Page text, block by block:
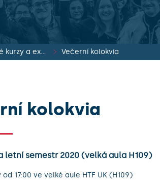
Uskutečněné kurzy a exkurze Večerní kolokvia
kolokvia
letní semestr 2020 (velká aula H109)
17:00 ve velké aule HTF UK (H109)